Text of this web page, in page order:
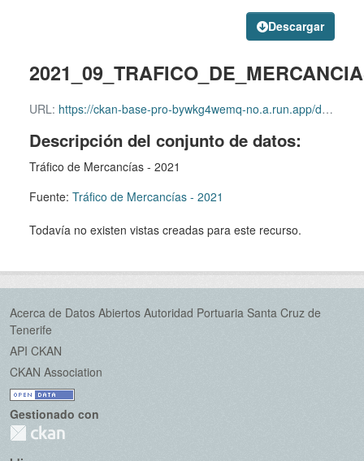
Descargar
URL: https://ckan-base-pro-bywkg4wemq-no.a.run.app/dataset/495490f7-bf17-422d-a510-75a9dab35660/resource/33635c52-72f5-414a-b296-b5a5cab73870/download/2021_09_trafico_de_mercancias.xls
Descripción del conjunto de datos:
Tráfico de Mercancías - 2021
Fuente: Tráfico de Mercancías - 2021
Todavía no existen vistas creadas para este recurso.
Acerca de Datos Abiertos Autoridad Portuaria Santa Cruz de
Tenerife
API CKAN
CKAN Association
Gestionado con